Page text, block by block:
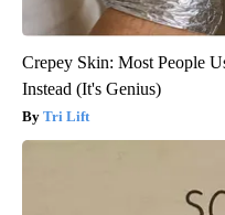
Crepey Skin: Most People
Instead (It's Genius)
Tri Lift